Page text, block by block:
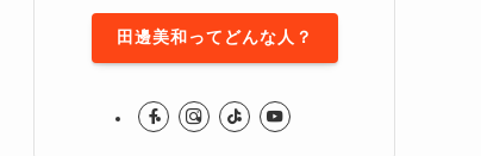
田邊美和ってどんな人？